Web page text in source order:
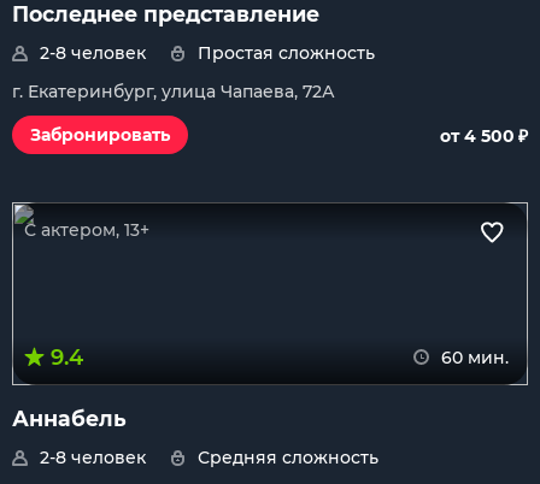
Последнее представление
2-8 человек
Простая сложность
г. Екатеринбург, улица Чапаева, 72А
Забронировать
от 4 500 ₽
С актером, 13+
9.4 60 мин.
Аннабель
2-8 человек
Средняя сложность